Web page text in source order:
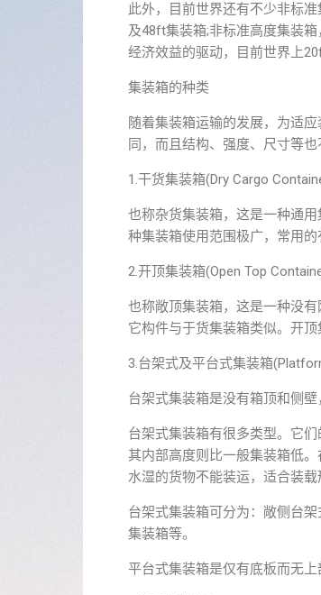
此外，目前世界还有不少非标
及48ft集装箱;非标准高度集装
经济效益的驱动，目前世界上
集装箱的种类
随着集装箱运输的发展，为适
同，而且结构、强度、尺寸等
1.干货集装箱(Dry Cargo
也称杂货集装箱，这是一种通
种集装箱使用范围极广，常用
2.开顶集装箱(Open Top
也称敞顶集装箱，这是一种没
它构件与于货集装箱类似。开
3.台架式及平台式集装箱
台架式集装箱是没有箱顶和侧
台架式集装箱有很多类型。它
其内部高度则比一般集装箱低
水湿的货物不能装运，适合装载
台架式集装箱可分为：敞侧台
集装箱等。
平台式集装箱是仅有底板而无